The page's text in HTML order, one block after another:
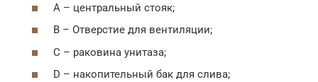
А – центральный стояк;
В – Отверстие для вентиляции;
С – раковина унитаза;
D – накопительный бак для слива;